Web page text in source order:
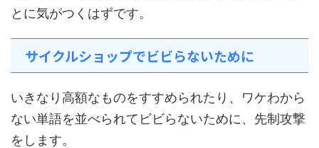
とに気がつくはずです。
サイクルショップでビビらないために
いきなり高額なものをすすめられたり、ワケわから
ない単語を並べられてビビらないために、先制攻撃
をします。